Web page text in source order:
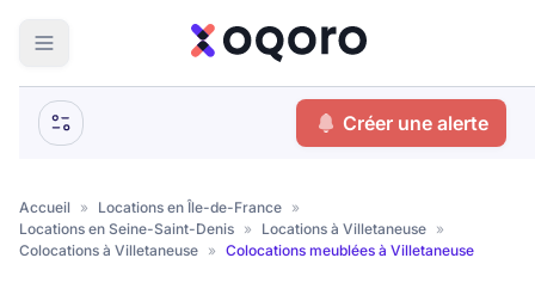
Votre
Que recherchez-vous ?
recherche
Créer une alerte
Accueil » Locations en Île-de-France »
Locations en Seine-Saint-Denis » Locations à Villetaneuse »
Colocations à Villetaneuse » Colocations meublées à Villetaneuse